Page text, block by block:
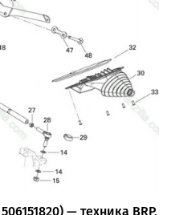
— техника BRP,